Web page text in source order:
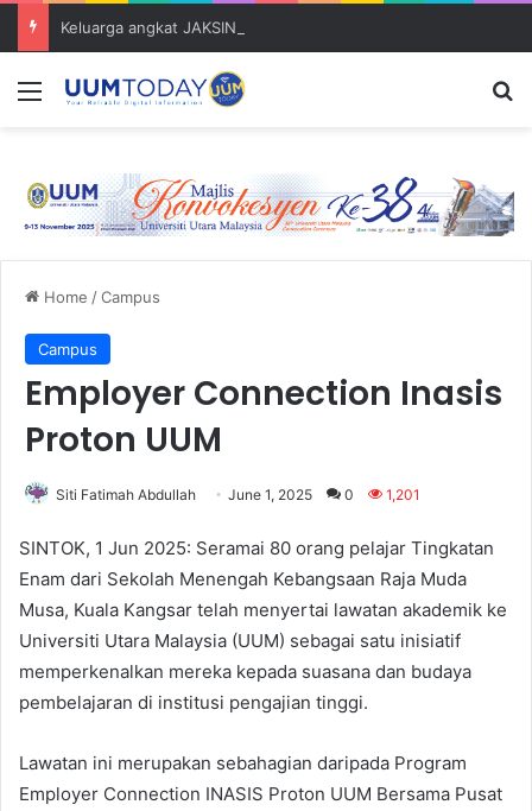
Menu
Home /Campus
Campus
Employer Connection Inasis
Proton UUM
Siti Fatimah Abdullah June 1, 2025 0 1,201
SINTOK, 1 Jun 2025: Seramai 80 orang pelajar Tingkatan
Enam dari Sekolah Menengah Kebangsaan Raja Muda
Musa, Kuala Kangsar telah menyertai lawatan akademik ke
Universiti Utara Malaysia (UUM) sebagai satu inisiatif
memperkenalkan mereka kepada suasana dan budaya
pembelajaran di institusi pengajian tinggi.
Lawatan ini merupakan sebahagian daripada Program
Employer Connection INASIS Proton UUM Bersama Pusat